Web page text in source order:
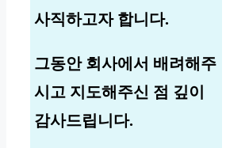
사직하고자 합니다.
그동안 회사에서 배려해주
시고 지도해주신 점 깊이
감사드립니다.